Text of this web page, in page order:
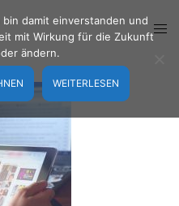
damit einverstanden und
mit Wirkung für die Zukunft
ändern.
WEITERLESEN